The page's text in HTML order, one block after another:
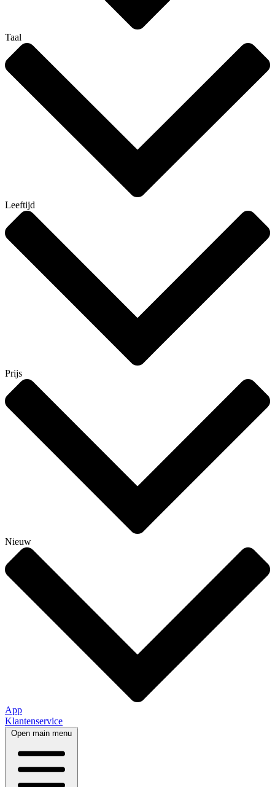
Taal
Leeftijd
Prijs
Nieuw
App
Klantenservice
Open main menu